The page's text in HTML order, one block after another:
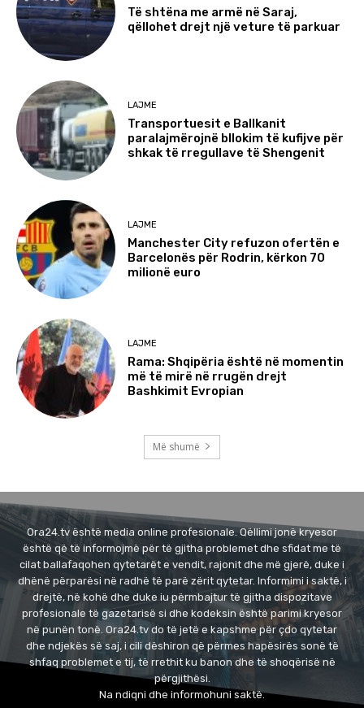
Të shtëna me armë në Saraj,
qëllohet drejt një veture të parkuar
LAJME
Transportuesit e Ballkanit
paralajmërojnë bllokim të kufijve për
shkak të rregullave të Shengenit
LAJME
Manchester City refuzon ofertën e
Barcelonës për Rodrin, kërkon 70
milionë euro
LAJME
Rama: Shqipëria është në momentin
më të mirë në rrugën drejt
Bashkimit Evropian
Më shumë
Ora24.tv është media online profesionale. Qëllimi jonë kryesor
është që të informojmë për të gjitha problemet dhe sfidat me të
cilat ballafaqohen qytetarët e vendit, rajonit dhe më gjerë, duke i
dhënë përparësi në radhë të parë zërit qytetar. Informimi i saktë, i
drejtë, në kohë dhe duke iu përmbajtur të gjitha dispozitave
profesionale të gazetarisë si dhe kodeksin është parimi kryesor
në punën tonë. Ora24.tv do të jetë e kapshme për çdo qytetar
dhe ndjekës së saj, i cili dëshiron që përmes hapësirës sonë të
shfaq problemet e tij, të rrethit ku banon dhe të shoqërisë në
përgjithësi.
Na ndiqni dhe informohuni saktë.